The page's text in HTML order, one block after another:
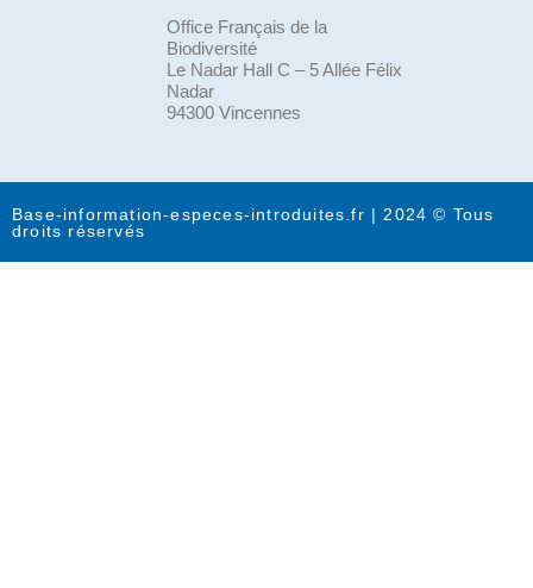
Office Français de la
Biodiversité
Le Nadar Hall C – 5 Allée Félix
Nadar
94300 Vincennes
Base-information-especes-introduites.fr | 2024 © Tous
droits réservés